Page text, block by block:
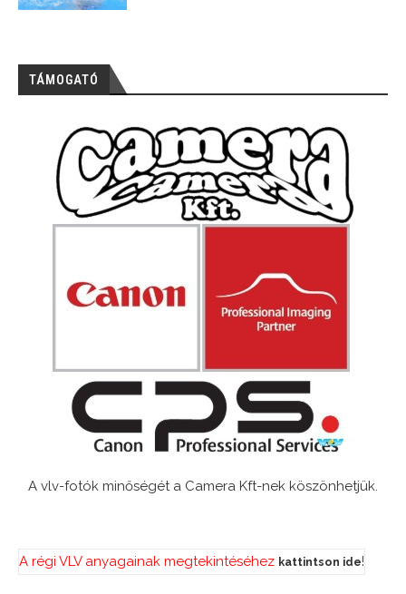
TÁMOGATÓ
A vlv-fotók minőségét a Camera Kft-nek köszönhetjük.
A régi VLV anyagainak megtekintéséhez kattintson ide!